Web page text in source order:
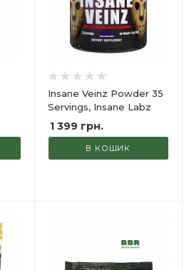
Insane Veinz Powder 35
Servings, Insane Labz
1 399 грн.
В КОШИК